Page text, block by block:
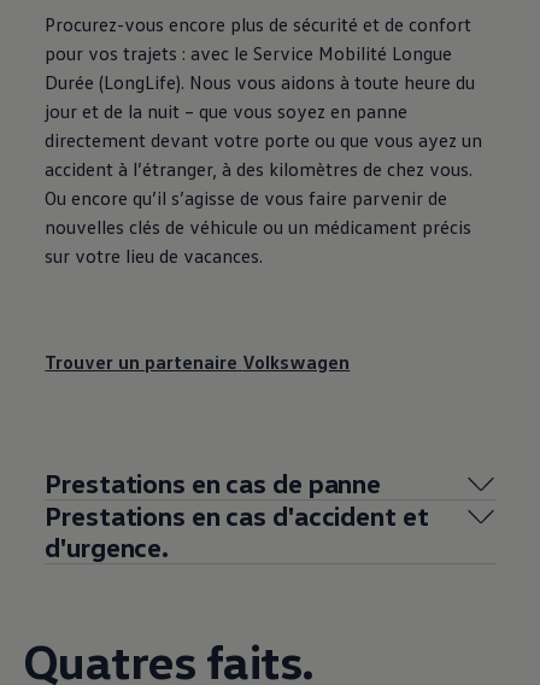
Procurez-vous encore plus de sécurité et de confort
pour vos trajets : avec le Service Mobilité Longue
Durée (LongLife). Nous vous aidons à toute heure du
jour et de la nuit – que vous soyez en panne
directement devant votre porte ou que vous ayez un
accident à l’étranger, à des kilomètres de chez vous.
Ou encore qu’il s’agisse de vous faire parvenir de
nouvelles clés de véhicule ou un médicament précis
sur votre lieu de vacances.
Trouver un partenaire Volkswagen
Prestations en cas de panne
Prestations en cas d'accident et
d'urgence.
Quatres faits.